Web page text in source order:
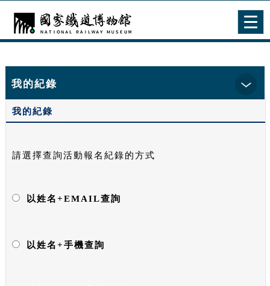
我的紀錄
我的紀錄
請選擇查詢活動報名紀錄的方式
以姓名+EMAIL查詢
以姓名+手機查詢